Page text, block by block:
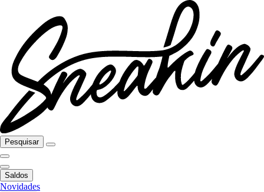
Pesquisar
Saldos
Novidades